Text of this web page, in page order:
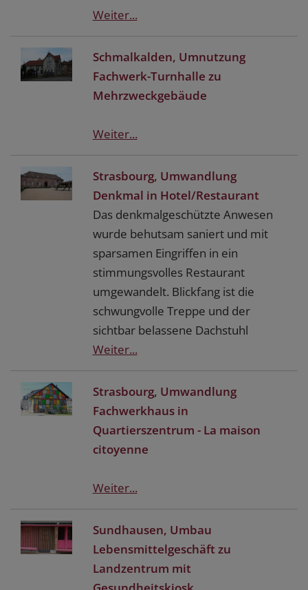
Weiter...
Schmalkalden, Umnutzung
Fachwerk-Turnhalle zu
Mehrzweckgebäude
Weiter...
Strasbourg, Umwandlung
Denkmal in Hotel/Restaurant
Das denkmalgeschützte Anwesen
wurde behutsam saniert und mit
sparsamen Eingriffen in ein
stimmungsvolles Restaurant
umgewandelt. Blickfang ist die
schwungvolle Treppe und der
sichtbar belassene Dachstuhl
Weiter...
Strasbourg, Umwandlung
Fachwerkhaus in
Quartierszentrum - La maison
citoyenne
Weiter...
Sundhausen, Umbau
Lebensmittelgeschäft zu
Landzentrum mit